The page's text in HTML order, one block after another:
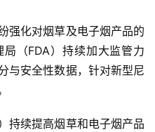
强化对烟草及电子烟产品的
（FDA）持续加大监管力
与安全性数据，针对新型尼
持续提高烟草和电子烟产品